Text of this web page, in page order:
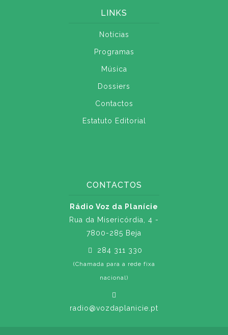
LINKS
Notícias
Programas
Música
Dossiers
Contactos
Estatuto Editorial
CONTACTOS
Rádio Voz da Planície
Rua da Misericórdia, 4 -
7800-285 Beja
284 311 330
(Chamada para a rede fixa
nacional)
radio@vozdaplanicie.pt